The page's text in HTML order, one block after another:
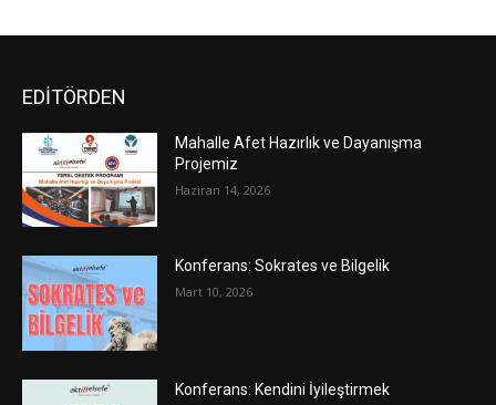
EDİTÖRDEN
Mahalle Afet Hazırlık ve Dayanışma
Projemiz
Haziran 14, 2026
Konferans: Sokrates ve Bilgelik
Mart 10, 2026
Konferans: Kendini İyileştirmek